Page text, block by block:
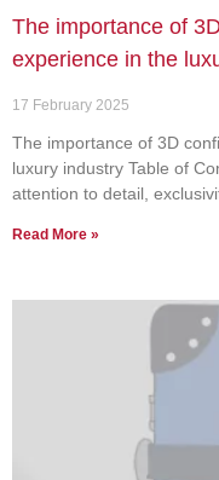
The importance of
experience in the
17 February 2025
The importance of 3D
luxury industry Table of
attention to detail,
Read More »